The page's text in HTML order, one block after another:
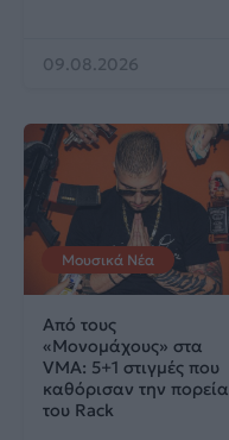
09.08.2026
Μουσικά Νέα
Από τους
«Μονομάχους» στα
VMA: 5+1 στιγμές που
καθόρισαν την πορεία
του Rack